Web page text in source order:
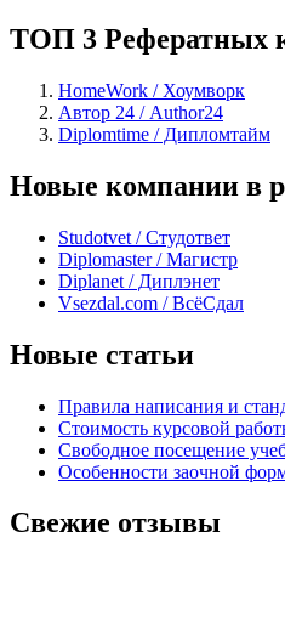
ТОП 3 Рефератных
HomeWork / Хоумворк
Автор 24 / Author24
Diplomtime / Дипломтайм
Новые компании в
Studotvet / Студответ
Diplomaster / Магистр
Diplanet / Диплэнет
Vsezdal.com / ВсёСдал
Новые статьи
Правила написания и
Стоимость курсовой
Свободное посещение
Особенности заочной
Свежие отзывы